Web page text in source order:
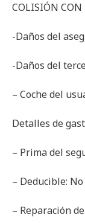
COLISIÓN CON
-Daños del
-Daños del
– Coche del
Detalles de
– Prima del
– Deducible:
– Reparación